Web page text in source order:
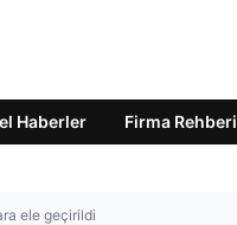
Haberler Firma Rehberi
ele geçirildi